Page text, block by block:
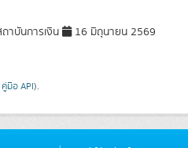
าบันการเงิน 16 มิถุนายน 2569
คู่มือ API).